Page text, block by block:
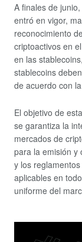
A finales de
entró en vigor,
reconocimiento
criptoactivos en
en las
stablecoins
de acuerdo con
El objetivo de
se garantiza la
mercados de
para la emisión y
y los
aplicables en
uniforme del